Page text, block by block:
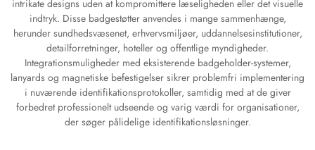
intrikate designs uden at kompromittere læseligheden eller det visuelle
indtryk. Disse badgestøtter anvendes i mange sammenhænge,
herunder sundhedsvæsenet, erhvervsmiljøer, uddannelsesinstitutioner,
detailforretninger, hoteller og offentlige myndigheder.
Integrationsmuligheder med eksisterende badgeholder-systemer,
lanyards og magnetiske befestigelser sikrer problemfri implementering
i nuværende identifikationsprotokoller, samtidig med at de giver
forbedret professionelt udseende og varig værdi for organisationer,
der søger pålidelige identifikationsløsninger.